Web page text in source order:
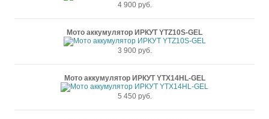
4 900 руб.
Мото аккумулятор ИРКУТ YTZ10S-GEL
3 900 руб.
Мото аккумулятор ИРКУТ YTX14HL-GEL
5 450 руб.